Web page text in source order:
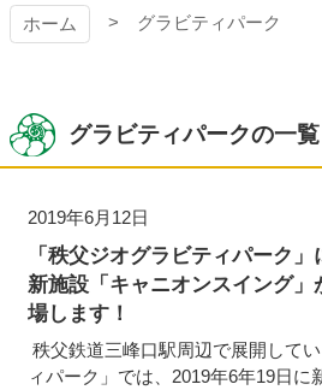
プ
ホーム グラビティパーク
グラビティパークの一覧
2019年6月12日
「秩父ジオグラビティパーク」
新施設「キャニオンスイング」
場します！
秩父鉄道三峰口駅周辺で展開して
ィパーク」では、2019年6年19日に